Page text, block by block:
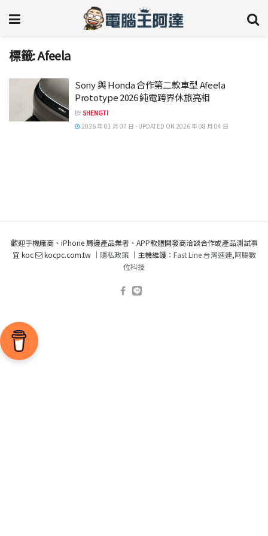
標籤:Afeela
Sony 與 Honda 合作第二款車型 Afeela
Prototype 2026 純電跨界休旅亮相
BYSHENGTI
2026 年 01 月 07 日 - UPDATED ON 2026 年 08 月 04 日
歡迎手機廠商、iPhone 周邊產品業者、APP軟體開發商洽談合作或產品測試事
宜 koc
kocpc.com.tw ｜ 隱私政策｜主機維護： Fast Line 台灣速連,阿腸數
位科技